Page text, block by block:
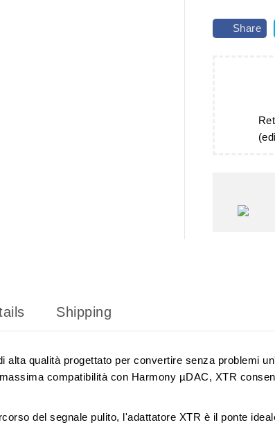
Share
Shipping
alta qualità progettato per convertire senza problemi
compatibilità con Harmony µDAC, XTR
del segnale pulito, l'adattatore XTR è il ponte